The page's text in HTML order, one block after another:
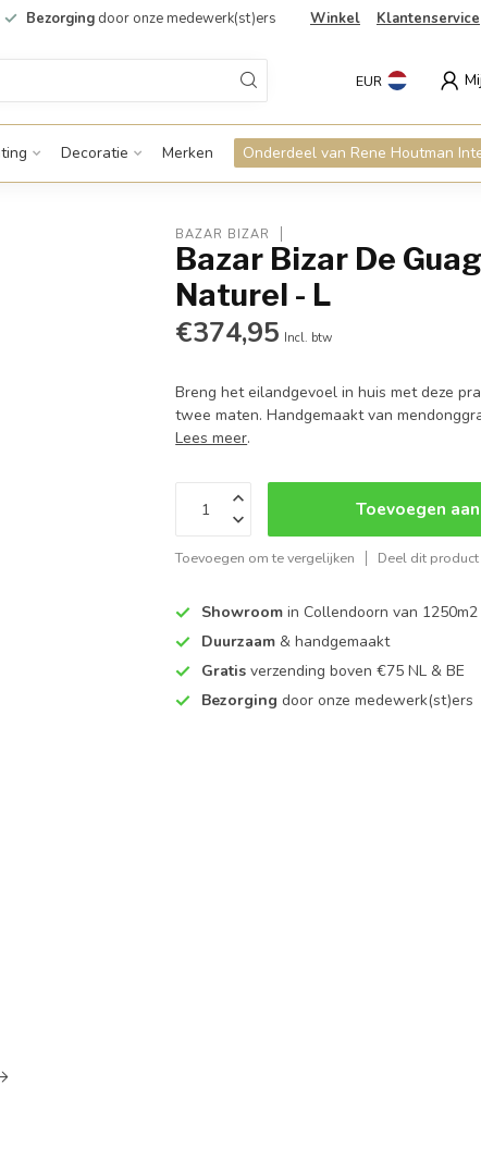
Bezorging door onze medewerk(st)ers Winkel Klantenservice
EUR
Decoratie Merken Onderdeel van Rene Houtman
BAZAR BIZAR
Bazar Bizar De
Naturel - L
€374,95 Incl. btw
Breng het eilandgevoel in huis met deze
twee maten. Handgemaakt van
Lees meer.
Toevoegen
Toevoegen om te vergelijken Deel dit
Showroom in Collendoorn van 1250m2
Duurzaam & handgemaakt
Gratis verzending boven €75 NL & BE
Bezorging door onze medewerk(st)ers